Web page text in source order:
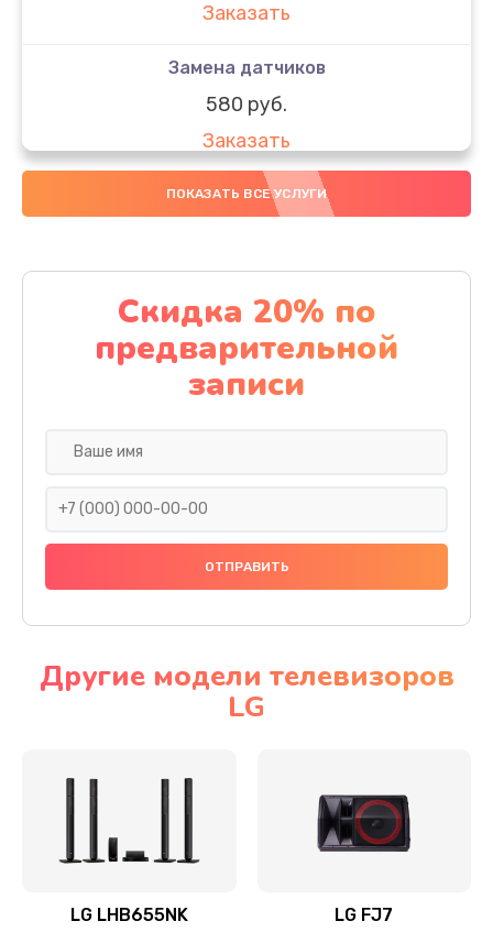
Заказать
Замена датчиков
580 руб.
Заказать
Комплексная чистка
Заказать
Замена дисплея (экрана)
2000 руб.
Заказать
Ремонт платы электроники
Прошивка
Ремонт механики привода
Ремонт / замена кнопок, клавиш, индикаторов,
ПОКАЗАТЬ ВСЕ УСЛУГИ
Скидка 20% по
предварительной
записи
Другие модели телевизоров
LG
LG LHB655NK LG FJ7